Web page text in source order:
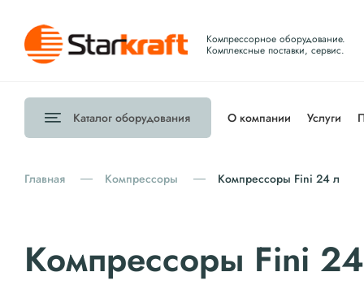
Компрессорное оборудование.
Комплексные поставки, сервис.
Каталог оборудования О компании Услуги
Главная Компрессоры Компрессоры Fini 24 л
Компрессоры Fini